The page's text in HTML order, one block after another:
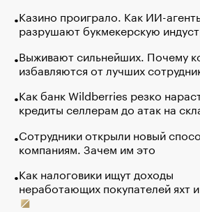
Казино проиграло. Как ИИ-
разрушают букмекерскую
Выживают сильнейших. Почему
избавляются от лучших
Как банк Wildberries резко
кредиты селлерам до атак на
Сотрудники открыли новый
компаниям. Зачем им это
Как налоговики ищут доходы
неработающих покупателей яхт